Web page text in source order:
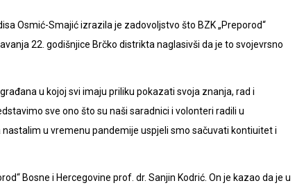
Osmić-Smajić izrazila je zadovoljstvo što BZK „Preporod“
22. godišnjice Brčko distrikta naglasivši da je to svojevrsno
u kojoj svi imaju priliku pokazati svoja znanja, rad i
sve ono što su naši saradnici i volonteri radili u
u vremenu pandemije uspjeli smo sačuvati kontiuitet i
Bosne i Hercegovine prof. dr. Sanjin Kodrić. On je kazao da je u